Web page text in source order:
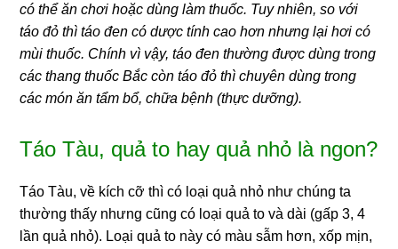
có thể ăn chơi hoặc dùng làm thuốc. Tuy nhiên, so với
táo đỏ thì táo đen có dược tính cao hơn nhưng lại hơi có
mùi thuốc. Chính vì vậy, táo đen thường được dùng trong
các thang thuốc Bắc còn táo đỏ thì chuyên dùng trong
các món ăn tẩm bổ, chữa bệnh (thực dưỡng).
Táo Tàu, quả to hay quả nhỏ là ngon?
Táo Tàu, về kích cỡ thì có loại quả nhỏ như chúng ta
thường thấy nhưng cũng có loại quả to và dài (gấp 3, 4
lần quả nhỏ). Loại quả to này có màu sẫm hơn, xốp mịn,